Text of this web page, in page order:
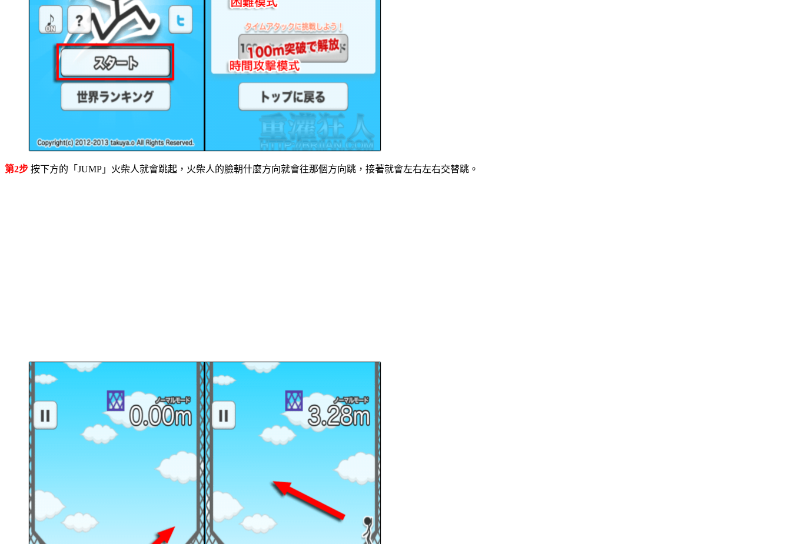
第2步 按下方的「JUMP」火柴人就會跳起，火柴人的臉朝什麼方向就會往那個方向跳，接著就會左右左右交替跳。